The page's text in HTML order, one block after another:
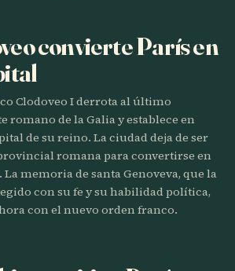
convierte París en
Clodoveo I derrota al último
romano de la Galia y establece en
de su reino. La ciudad deja de ser
romana para convertirse en
La memoria de santa Genoveva, que la
con su fe y su habilidad política,
con el nuevo orden franco.